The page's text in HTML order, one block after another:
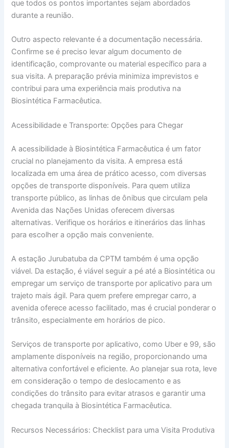
que todos os pontos importantes sejam abordados
durante a reunião.
Outro aspecto relevante é a documentação necessária.
Confirme se é preciso levar algum documento de
identificação, comprovante ou material específico para a
sua visita. A preparação prévia minimiza imprevistos e
contribui para uma experiência mais produtiva na
Biosintética Farmacêutica.
Acessibilidade e Transporte: Opções para Chegar
A acessibilidade à Biosintética Farmacêutica é um fator
crucial no planejamento da visita. A empresa está
localizada em uma área de prático acesso, com diversas
opções de transporte disponíveis. Para quem utiliza
transporte público, as linhas de ônibus que circulam pela
Avenida das Nações Unidas oferecem diversas
alternativas. Verifique os horários e itinerários das linhas
para escolher a opção mais conveniente.
A estação Jurubatuba da CPTM também é uma opção
viável. Da estação, é viável seguir a pé até a Biosintética ou
empregar um serviço de transporte por aplicativo para um
trajeto mais ágil. Para quem prefere empregar carro, a
avenida oferece acesso facilitado, mas é crucial ponderar o
trânsito, especialmente em horários de pico.
Serviços de transporte por aplicativo, como Uber e 99, são
amplamente disponíveis na região, proporcionando uma
alternativa confortável e eficiente. Ao planejar sua rota, leve
em consideração o tempo de deslocamento e as
condições do trânsito para evitar atrasos e garantir uma
chegada tranquila à Biosintética Farmacêutica.
Recursos Necessários: Checklist para uma Visita Produtiva